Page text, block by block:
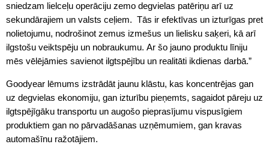
sniedzam lielceļu operāciju zemo degvielas patēriņu arī uz
sekundārajiem un valsts ceļiem. Tās ir efektīvas un izturīgas pret
nolietojumu, nodrošinot zemus izmešus un lielisku saķeri, kā arī
ilgstošu veiktspēju un nobraukumu. Ar šo jauno produktu līniju
mēs vēlējāmies savienot ilgtspējību un realitāti ikdienas darbā.”
Goodyear lēmums izstrādāt jaunu klāstu, kas koncentrējas gan
uz degvielas ekonomiju, gan izturību pieņemts, sagaidot pāreju uz
ilgtspējīgāku transportu un augošo pieprasījumu vispusīgiem
produktiem gan no pārvadāšanas uzņēmumiem, gan kravas
automašīnu ražotājiem.